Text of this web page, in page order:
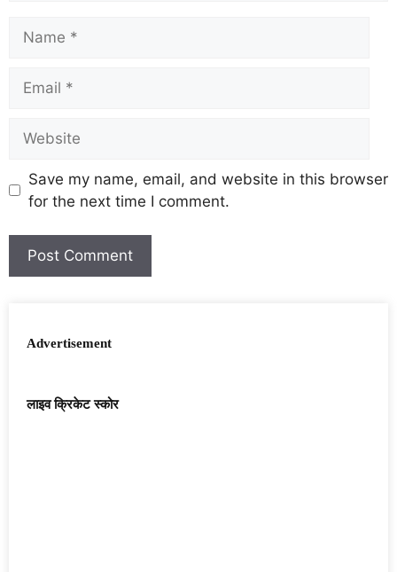
Save my name, email, and website in this browser
for the next time I comment.
Advertisement
लाइव क्रिकेट स्कोर